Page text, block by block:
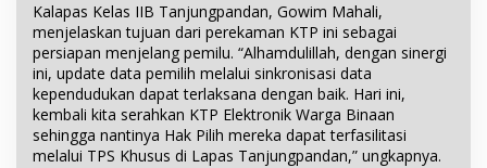
Kalapas Kelas IIB Tanjungpandan, Gowim Mahali,
menjelaskan tujuan dari perekaman KTP ini sebagai
persiapan menjelang pemilu. “Alhamdulillah, dengan sinergi
ini, update data pemilih melalui sinkronisasi data
kependudukan dapat terlaksana dengan baik. Hari ini,
kembali kita serahkan KTP Elektronik Warga Binaan
sehingga nantinya Hak Pilih mereka dapat terfasilitasi
melalui TPS Khusus di Lapas Tanjungpandan,” ungkapnya.